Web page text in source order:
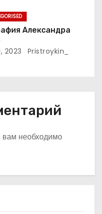
Александра
2023 Pristroykin_
вам необходимо